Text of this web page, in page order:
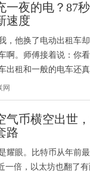
一夜的电？87
速度
，他换了电动出租车
啊。师傅接着说：你
出租和一般的电车还
网
气币横空出世
路
耀眼。比特币从年前
一倍，以太坊也翻了